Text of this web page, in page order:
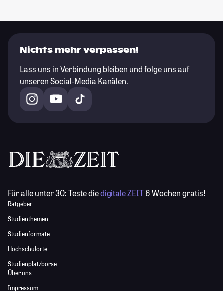
Nichts mehr verpassen!
Lass uns in Verbindung bleiben und folge uns auf
unseren Social-Media Kanälen.
Für alle unter 30:Teste diedigitale ZEIT6 Wochen gratis!
Ratgeber
Studienthemen
Studienformate
Hochschulorte
Studienplatzbörse
Über uns
Impressum